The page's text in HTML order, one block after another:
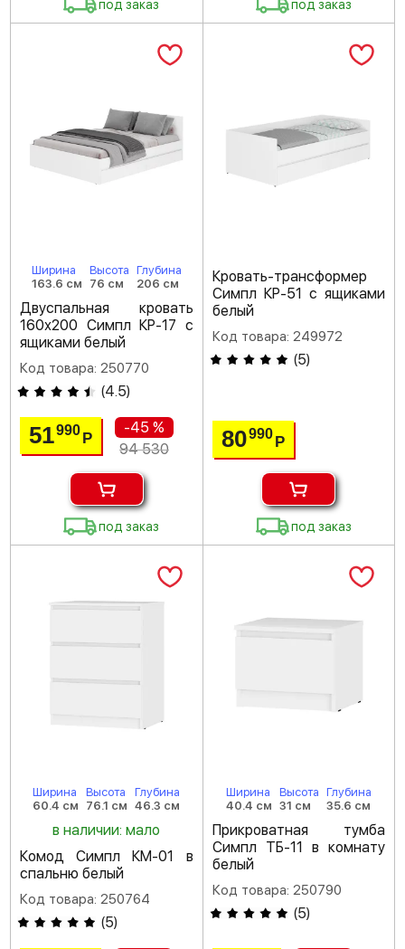
под заказ под заказ
Ширина
163.6 см
Высота
76 см
Глубина
206 см
Двуспальная кровать
160х200 Симпл КР-17 с
ящиками белый
Код товара: 250770
(4.5)
51990Р
-45 %
94 530
под заказ
Кровать-трансформер
Симпл КР-51 с ящиками
белый
Код товара: 249972
(5)
80990 Р
под заказ
Ширина
60.4 см
Высота
76.1 см
Глубина
46.3 см
в наличии: мало
Комод Симпл КМ-01 в
спальню белый
Код товара: 250764
(5)
Ширина
40.4 см
Высота
31 см
Глубина
35.6 см
Прикроватная тумба
Симпл ТБ-11 в комнату
белый
Код товара: 250790
(5)